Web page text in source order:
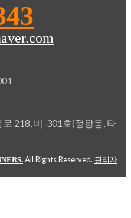
218, 비-301호(정왕동, 타
All Rights Reserved. 관리자